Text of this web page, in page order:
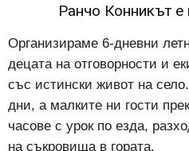
Ранчо Конникът
Организираме 6-дневни
децата на отговорности и
със истински живот на
дни, а малките ни гости
часове с урок по езда,
на съкровища в гората.